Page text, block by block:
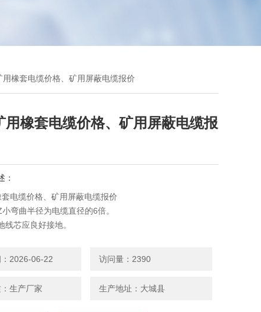
橡套电缆价格、矿用屏蔽电缆报价
用橡套电缆价格、矿用屏蔽电缆报
：
电缆价格、矿用屏蔽电缆报价
弯曲半径为电缆直径的6倍。
线芯应良好接地。
缆的厂家，我公司为北方地区重要的矿用电缆生产企业，煤
优势的价格
2026-06-22 访问量：2390
生产厂家 生产地址：大城县